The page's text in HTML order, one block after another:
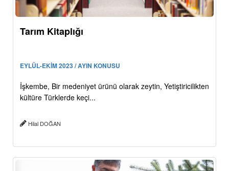
Tarım Kitaplığı
EYLÜL-EKİM 2023 / AYIN KONUSU
İşkembe, Bir medeniyet ürünü olarak zeytin, Yetiştiricilikten
kültüre Türklerde keçi...
Hilal DOĞAN